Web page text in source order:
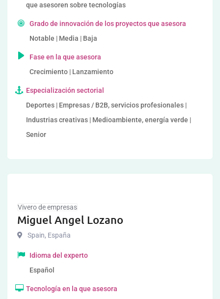
que asesoren sobre tecnologías
Grado de innovación de los proyectos que asesora
Notable | Media | Baja
Fase en la que asesora
Crecimiento | Lanzamiento
Especialización sectorial
Deportes | Empresas / B2B, servicios profesionales |
Industrias creativas | Medioambiente, energía verde |
Senior
Vivero de empresas
Miguel Angel Lozano
Spain, España
Idioma del experto
Español
Tecnología en la que asesora